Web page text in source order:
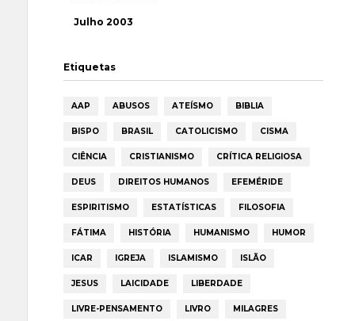
Julho 2003
Etiquetas
AAP ABUSOS ATEÍSMO BIBLIA
BISPO BRASIL CATOLICISMO CISMA
CIÊNCIA CRISTIANISMO CRÍTICA RELIGIOSA
DEUS DIREITOS HUMANOS EFEMÉRIDE
ESPIRITISMO ESTATÍSTICAS FILOSOFIA
FÁTIMA HISTÓRIA HUMANISMO HUMOR
ICAR IGREJA ISLAMISMO ISLÃO
JESUS LAICIDADE LIBERDADE
LIVRE-PENSAMENTO LIVRO MILAGRES